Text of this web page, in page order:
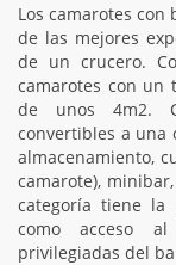
Los camarotes
de las mejores
de un crucero.
camarotes con un
de unos 4m2.
convertibles a una
almacenamiento,
camarote),
categoría tiene la
como acceso
privilegiadas del